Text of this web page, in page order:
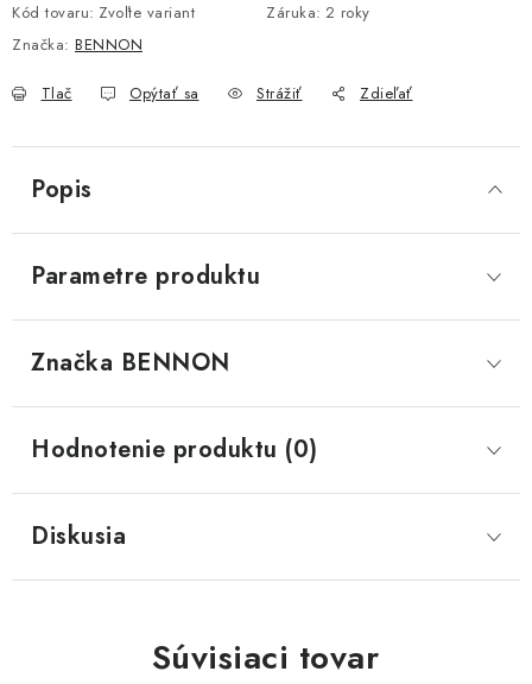
Kód tovaru: Zvoľte variant Záruka: 2 roky
Značka: BENNON
Tlač Opýtať sa Strážiť Zdieľať
Popis
Parametre produktu
Značka BENNON
Hodnotenie produktu (0)
Diskusia
Súvisiaci tovar